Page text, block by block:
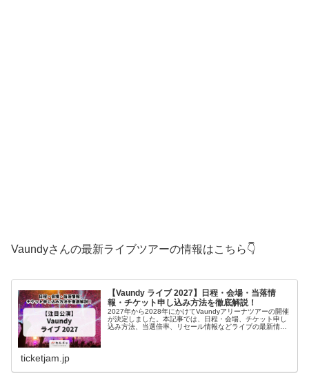
Vaundyさんの最新ライブツアーの情報はこちら👇
【Vaundy ライブ 2027】日程・会場・当落情
報・チケット申し込み方法を徹底解説！
2027年から2028年にかけてVaundyアリーナツアーの開催
が決定しました。本記事では、日程・会場、チケット申し
込み方法、当選倍率、リセール情報などライブの最新情報
ticketjam.jp